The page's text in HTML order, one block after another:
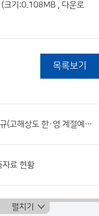
(크기:0.108MB , 다운로
목록보기
2015년 사전정보공개 신규(고해상도 한·영 계절예측시스템(GloSea5) 현업 운영시스템 구성)
료 현황
펼치기